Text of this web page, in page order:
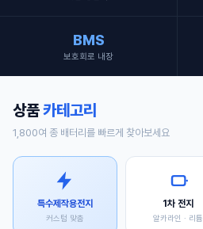
BMS
보호회로 내장
상품카테고리
1,800여 종 배터리를 빠르게 찾아보세요
특수제작용전지
커스텀 맞춤
1차 전지
알카라인 · 리튬